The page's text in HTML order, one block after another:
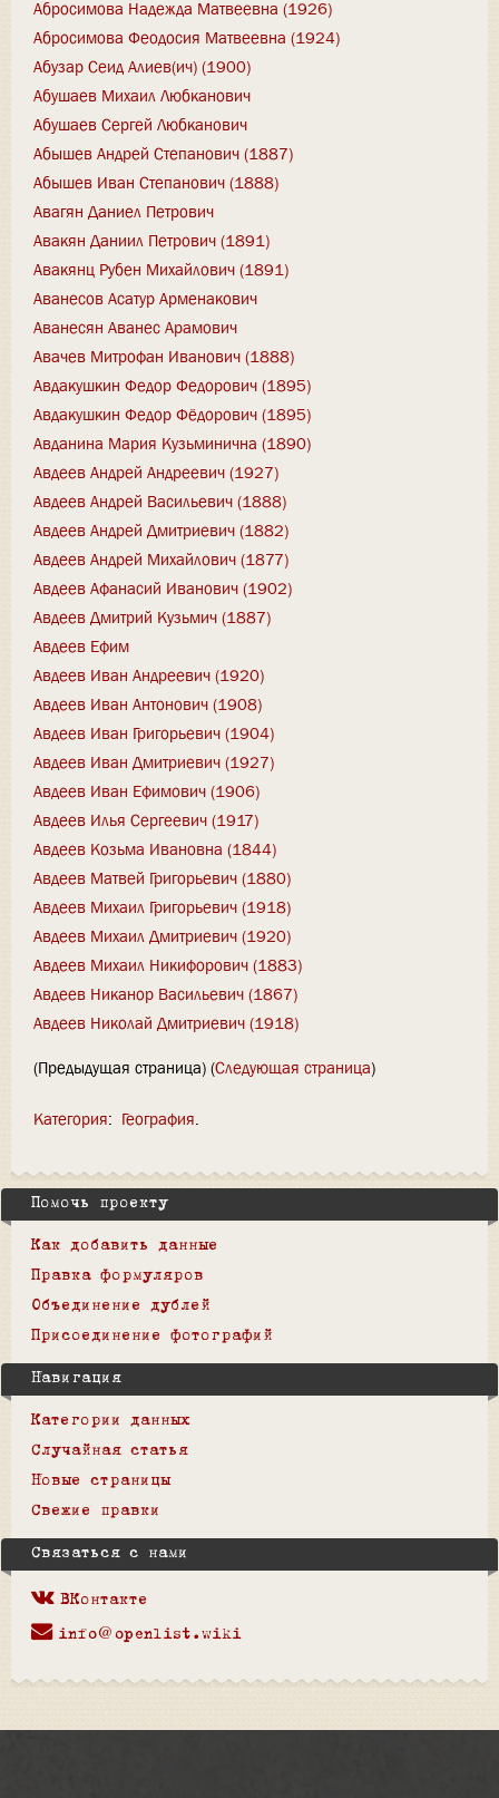
Абросимова Надежда Матвеевна (1926)
Абросимова Феодосия Матвеевна (1924)
Абузар Сеид Алиев(ич) (1900)
Абушаев Михаил Любканович
Абушаев Сергей Любканович
Абышев Андрей Степанович (1887)
Абышев Иван Степанович (1888)
Авагян Даниел Петрович
Авакян Даниил Петрович (1891)
Авакянц Рубен Михайлович (1891)
Аванесов Асатур Арменакович
Аванесян Аванес Арамович
Авачев Митрофан Иванович (1888)
Авдакушкин Федор Федорович (1895)
Авдакушкин Федор Фёдорович (1895)
Авданина Мария Кузьминична (1890)
Авдеев Андрей Андреевич (1927)
Авдеев Андрей Васильевич (1888)
Авдеев Андрей Дмитриевич (1882)
Авдеев Андрей Михайлович (1877)
Авдеев Афанасий Иванович (1902)
Авдеев Дмитрий Кузьмич (1887)
Авдеев Ефим
Авдеев Иван Андреевич (1920)
Авдеев Иван Антонович (1908)
Авдеев Иван Григорьевич (1904)
Авдеев Иван Дмитриевич (1927)
Авдеев Иван Ефимович (1906)
Авдеев Илья Сергеевич (1917)
Авдеев Козьма Ивановна (1844)
Авдеев Матвей Григорьевич (1880)
Авдеев Михаил Григорьевич (1918)
Авдеев Михаил Дмитриевич (1920)
Авдеев Михаил Никифорович (1883)
Авдеев Никанор Васильевич (1867)
Авдеев Николай Дмитриевич (1918)
(Предыдущая страница) (Следующая страница)
Категория: География
Помочь проекту
Как добавить данные
Правка формуляров
Объединение дублей
Присоединение фотографий
Навигация
Категории данных
Случайная статья
Новые страницы
Свежие правки
Связаться с нами
ВКонтакте
info@openlist.wiki